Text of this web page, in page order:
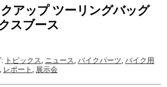
アップ ツーリングバッグ
スブース
トピックス, ニュース, バイクパーツ, バイク用
, レポート , 展示会